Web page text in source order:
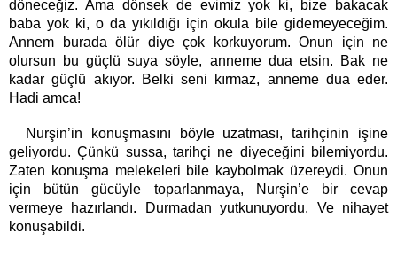
döneceğiz. Ama dönsek de evimiz yok ki, bize bakacak
baba yok ki, o da yıkıldığı için okula bile gidemeyeceğim.
Annem burada ölür diye çok korkuyorum. Onun için ne
olursun bu güçlü suya söyle, anneme dua etsin. Bak ne
kadar güçlü akıyor. Belki seni kırmaz, anneme dua eder.
Hadi amca!
Nurşin’in konuşmasını böyle uzatması, tarihçinin işine
geliyordu. Çünkü sussa, tarihçi ne diyeceğini bilemiyordu.
Zaten konuşma melekeleri bile kaybolmak üzereydi. Onun
için bütün gücüyle toparlanmaya, Nurşin’e bir cevap
vermeye hazırlandı. Durmadan yutkunuyordu. Ve nihayet
konuşabildi.